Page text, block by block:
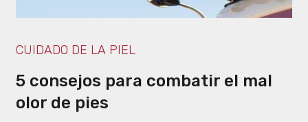
CUIDADO DE LA PIEL
5 consejos para combatir el mal
olor de pies